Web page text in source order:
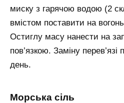
миску з гарячою водою (2
вмістом поставити на
Остиглу масу нанести на
пов’язкою. Заміну
день.
Морська сіль